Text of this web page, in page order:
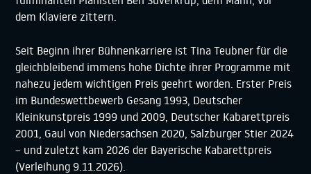
dem Klaviere zittern.
Seit Beginn ihrer Bühnenkarriere ist Tina Teubner für die
gleichbleibend immens hohe Dichte ihrer Programme mit
nahezu jedem wichtigen Preis geehrt worden. Erster Preis
im Bundeswettbewerb Gesang 1993, Deutscher
Kleinkunstpreis 1999 und 2009, Deutscher Kabarettpreis
2001, Gaul von Niedersachsen 2020, Salzburger Stier 2024
– und zuletzt kam 2026 der Bayerische Kabarettpreis
(Verleihung 9.11.2026).